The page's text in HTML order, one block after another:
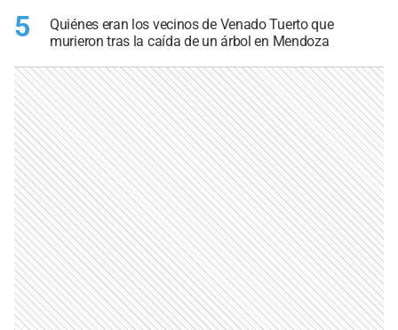
5
Quiénes eran los vecinos de Venado Tuerto que
murieron tras la caída de un árbol en Mendoza